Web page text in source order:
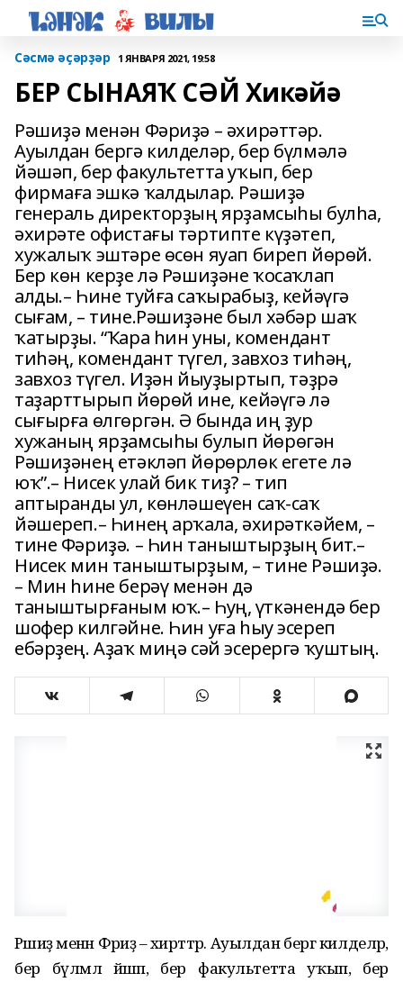
Сәсмә әҫәрҙәр 1 ЯНВАРЯ 2021, 19:58
БЕР СЫНАЯҠ СӘЙ Хикәйә
Рәшиҙә менән Фәриҙә – әхирәттәр.
Ауылдан бергә килделәр, бер бүлмәлә
йәшәп, бер факультетта уҡып, бер
фирмаға эшкә ҡалдылар. Рәшиҙә
генераль директорҙың ярҙамсыһы булһа,
әхирәте офистағы тәртипте күҙәтеп,
хужалыҡ эштәре өсөн яуап биреп йөрөй.
Бер көн керҙе лә Рәшиҙәне ҡосаҡлап
алды.– Һине туйға саҡырабыҙ, кейәүгә
сығам, – тине.Рәшиҙәне был хәбәр шаҡ
ҡатырҙы. “Ҡара һин уны, комендант
тиһәң, комендант түгел, завхоз тиһәң,
завхоз түгел. Иҙән йыуҙыртып, тәҙрә
таҙарттырып йөрөй ине, кейәүгә лә
сығырға өлгөргән. Ә бында иң ҙур
хужаның ярҙамсыһы булып йөрөгән
Рәшиҙәнең етәкләп йөрөрлөк егете лә
юҡ”.– Нисек улай бик тиҙ? – тип
аптыранды ул, көнләшеүен саҡ-саҡ
йәшереп.– Һинең арҡала, әхирәткәйем, –
тине Фәриҙә. – Һин таныштырҙың бит.–
Нисек мин таныштырҙым, – тине Рәшиҙә.
– Мин һине берәү менән дә
таныштырғаным юҡ.– Һуң, үткәнендә бер
шофер килгәйне. Һин уға һыу эсереп
ебәрҙең. Аҙаҡ миңә сәй эсерергә ҡуштың.
Рәшиҙә менән Фәриҙә – әхирәттәр. Ауылдан бергә килделәр,
бер бүлмәлә йәшәп, бер факультетта уҡып, бер